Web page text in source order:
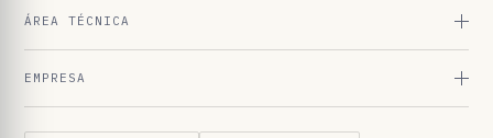
ÁREA TÉCNICA
EMPRESA